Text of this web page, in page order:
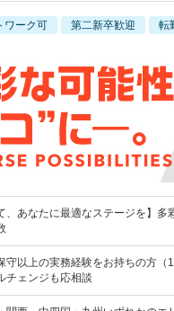
ワーク可 第二新卒歓迎 転
、あなたに最適なステージを】
守以上の実務経験をお持ちの方
チェンジも応相談